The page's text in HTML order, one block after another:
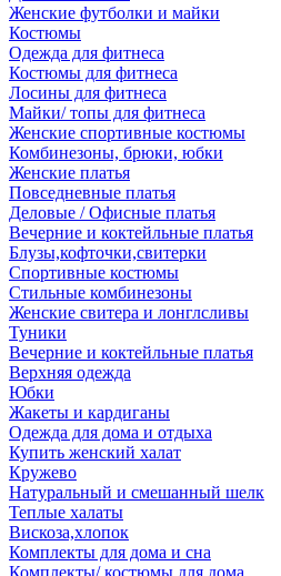
Женские футболки и майки
Костюмы
Одежда для фитнеса
Костюмы для фитнеса
Лосины для фитнеса
Майки/ топы для фитнеса
Женские спортивные костюмы
Комбинезоны, брюки, юбки
Женские платья
Повседневные платья
Деловые / Офисные платья
Вечерние и коктейльные платья
Блузы,кофточки,свитерки
Спортивные костюмы
Стильные комбинезоны
Женские свитера и лонглсливы
Туники
Вечерние и коктейльные платья
Верхняя одежда
Юбки
Жакеты и кардиганы
Одежда для дома и отдыха
Купить женский халат
Кружево
Натуральный и смешанный шелк
Теплые халаты
Вискоза,хлопок
Комплекты для дома и сна
Комплекты/ костюмы для дома